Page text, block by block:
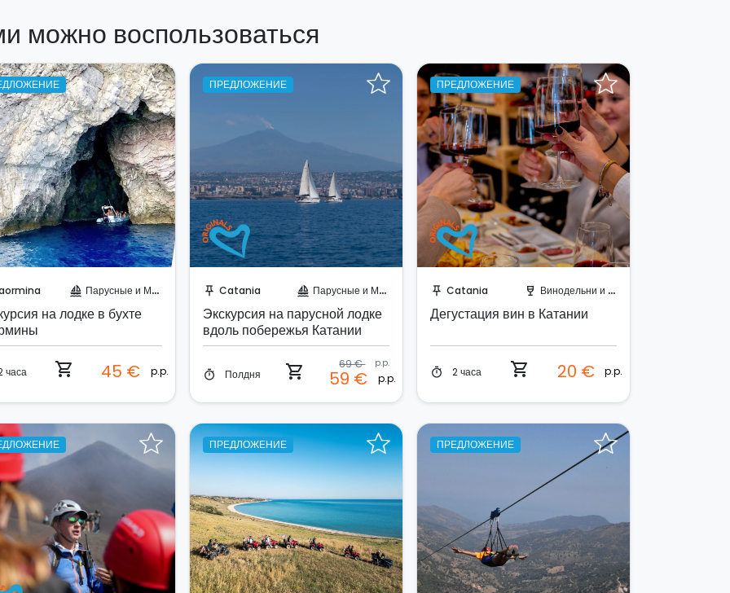
можно воспользоваться
sailing Парусные и Моторные яхты
на лодке в бухте
часа shopping_cart 45 € p.p.
ПРЕДЛОЖЕНИЕ
push_pin Catania sailing Парусные и Моторные яхты
Экскурсия на парусной лодке
вдоль побережья Катании
timer Полдня shopping_cart 69 € p.p.
59 € p.p.
ПРЕДЛОЖЕНИЕ
push_pin Catania wine_bar Винодельни и Виноградники
Дегустация вин в Катании
timer 2 часа shopping_cart 20 € p.p.
ПРЕДЛОЖЕНИЕ ПРЕДЛОЖЕНИЕ